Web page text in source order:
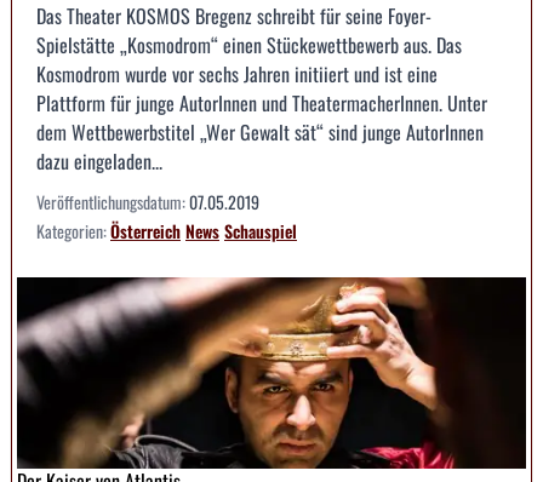
Das Theater KOSMOS Bregenz schreibt für seine Foyer-
Spielstätte „Kosmodrom“ einen Stückewettbewerb aus. Das
Kosmodrom wurde vor sechs Jahren initiiert und ist eine
Plattform für junge AutorInnen und TheatermacherInnen. Unter
dem Wettbewerbstitel „Wer Gewalt sät“ sind junge AutorInnen
dazu eingeladen...
Veröffentlichungsdatum:07.05.2019
Kategorien:ÖsterreichNewsSchauspiel